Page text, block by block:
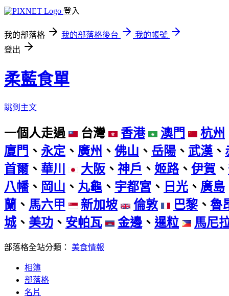
登入
我的部落格 我的部落格後台
我的帳號
登出
柔藍食單
跳到主文
一個人走過 台灣 香港 澳門 杭州
廈門 、 永定 、 廣州 、 佛山 、 岳陽 、 武漢 、
首爾、 華川 大阪 、 神戶 、 姬路、 伊賀 、
八幡 、 岡山 、 丸龜 、 宇都宮 、 日光 、 廣島
蘭 、 馬六甲 新加坡 倫敦 巴黎、 魯
城、 美功 、 安帕瓦 金邊 、 暹粒 馬尼
部落格全站分類： 美食情報
相簿
部落格
名片